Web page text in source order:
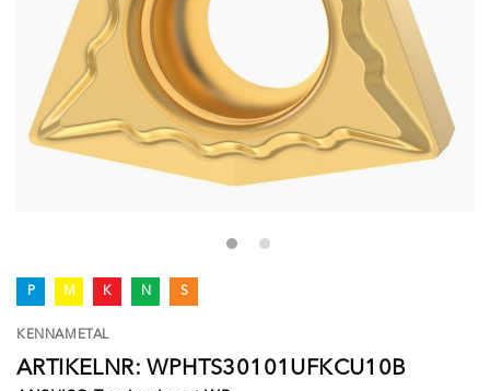
P M K N S
KENNAMETAL
ARTIKELNR: WPHTS30101UFKCU10B